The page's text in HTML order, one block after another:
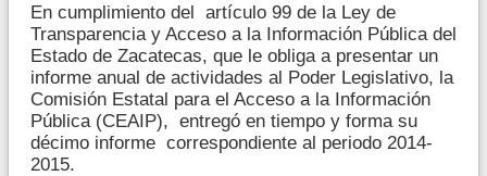
En cumplimiento del artículo 99 de la Ley de
Transparencia y Acceso a la Información Pública del
Estado de Zacatecas, que le obliga a presentar un
informe anual de actividades al Poder Legislativo, la
Comisión Estatal para el Acceso a la Información
Pública (CEAIP), entregó en tiempo y forma su
décimo informe correspondiente al periodo 2014-
2015.